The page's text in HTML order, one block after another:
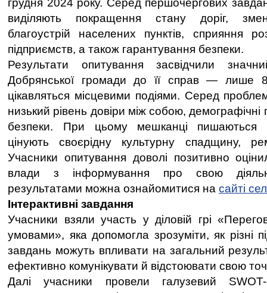
грудня 2024 року. Серед першочергових
виділяють покращення стану доріг,
благоустрій населених пунктів, сприяння
підприємств, а також гарантування безпеки.
Результати опитування засвідчили
Добрянської громади до її справ — лише
цікавляться місцевими подіями. Серед
низький рівень довіри між собою,
безпеки. При цьому мешканці пишаються
цінують своєрідну культурну спадщину,
Учасники опитування доволі позитивно
влади з інформування про свою
результатами можна ознайомитися на сайті
Інтерактивні завдання
Учасники взяли участь у діловій грі
умовами», яка допомогла зрозуміти, як різні
завдань можуть впливати на загальний
ефективно комунікувати й відстоювати свою
Далі учасники провели галузевий